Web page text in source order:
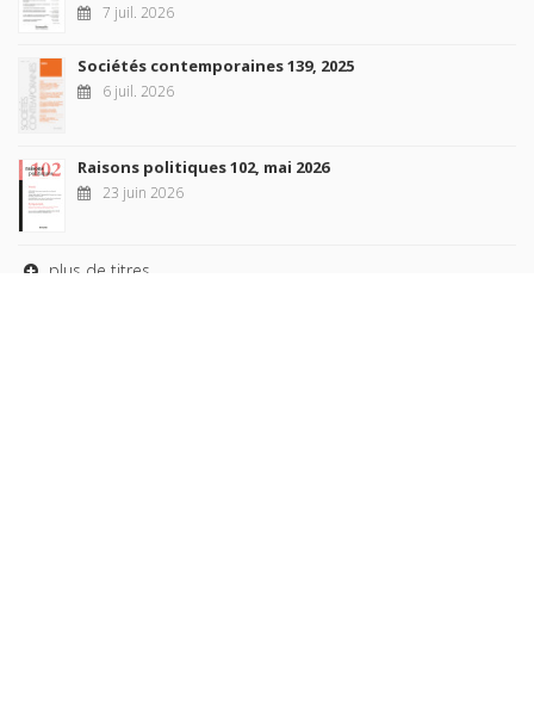
7 juil. 2026
Sociétés contemporaines 139, 2025
6 juil. 2026
Raisons politiques 102, mai 2026
23 juin 2026
plus de titres